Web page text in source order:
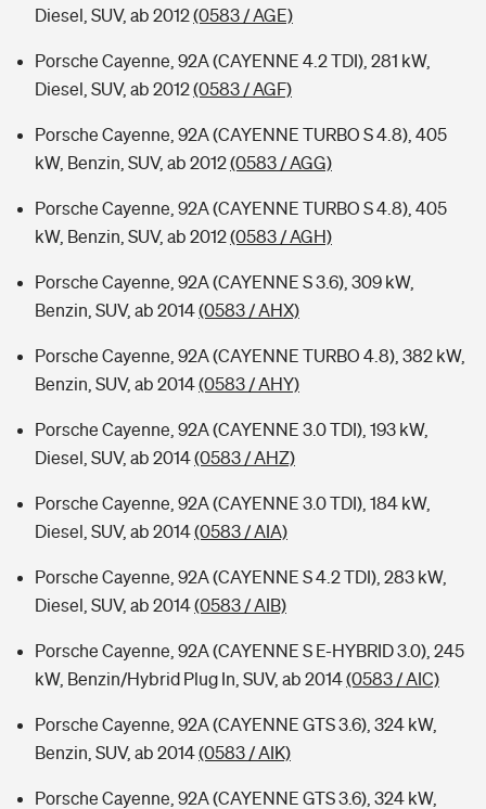
Diesel, SUV, ab 2012(0583 / AGE)
Porsche Cayenne, 92A (CAYENNE 4.2 TDI), 281 kW,
Diesel, SUV, ab 2012(0583 / AGF)
Porsche Cayenne, 92A (CAYENNE TURBO S 4.8), 405
kW, Benzin, SUV, ab 2012(0583 / AGG)
Porsche Cayenne, 92A (CAYENNE TURBO S 4.8), 405
kW, Benzin, SUV, ab 2012(0583 / AGH)
Porsche Cayenne, 92A (CAYENNE S 3.6), 309 kW,
Benzin, SUV, ab 2014(0583 / AHX)
Porsche Cayenne, 92A (CAYENNE TURBO 4.8), 382 kW,
Benzin, SUV, ab 2014(0583 / AHY)
Porsche Cayenne, 92A (CAYENNE 3.0 TDI), 193 kW,
Diesel, SUV, ab 2014(0583 / AHZ)
Porsche Cayenne, 92A (CAYENNE 3.0 TDI), 184 kW,
Diesel, SUV, ab 2014(0583 / AIA)
Porsche Cayenne, 92A (CAYENNE S 4.2 TDI), 283 kW,
Diesel, SUV, ab 2014(0583 / AIB)
Porsche Cayenne, 92A (CAYENNE S E-HYBRID 3.0), 245
kW, Benzin/Hybrid Plug In, SUV, ab 2014(0583 / AIC)
Porsche Cayenne, 92A (CAYENNE GTS 3.6), 324 kW,
Benzin, SUV, ab 2014(0583 / AIK)
Porsche Cayenne, 92A (CAYENNE GTS 3.6), 324 kW,